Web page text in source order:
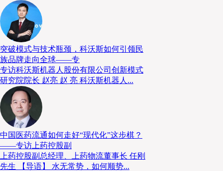
突破模式与技术瓶颈，科沃斯如何引领民
族品牌走向全球——专
专访科沃斯机器人股份有限公司创新模式
研究院院长 赵亮 赵 亮 科沃斯机器人...
中国医药流通如何走好“现代化”这步棋？
——专访上药控股副
上药控股副总经理、上药物流董事长 任刚
先生 【导语】 水无常势，如何顺势...